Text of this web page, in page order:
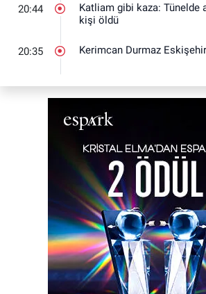
20:44
Katliam gibi kaza: Tünelde
kişi öldü
20:35 Kerimcan Durmaz